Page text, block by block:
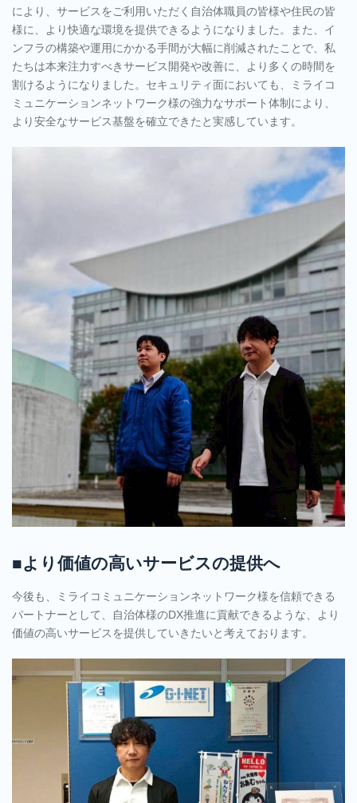
により、サービスをご利用いただく自治体職員の皆様や住民の皆
様に、より快適な環境を提供できるようになりました。また、イ
ンフラの構築や運用にかかる手間が大幅に削減されたことで、私
たちは本来注力すべきサービス開発や改善に、より多くの時間を
割けるようになりました。セキュリティ面においても、ミライコ
ミュニケーションネットワーク様の強力なサポート体制により、
より安全なサービス基盤を確立できたと実感しています。
■より価値の高いサービスの提供へ
今後も、ミライコミュニケーションネットワーク様を信頼できる
パートナーとして、自治体様のDX推進に貢献できるような、より
価値の高いサービスを提供していきたいと考えております。